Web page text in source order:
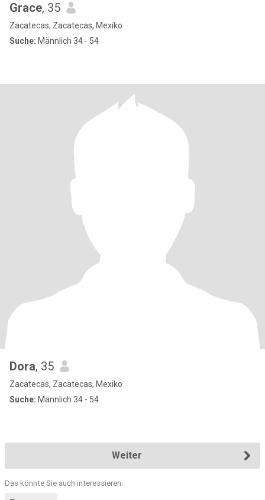
Grace, 35
Zacatecas, Zacatecas, Mexiko
Suche: Männlich 34 - 54
Dora, 35
Zacatecas, Zacatecas, Mexiko
Suche: Männlich 34 - 54
Weiter
Das könnte Sie auch interessieren: